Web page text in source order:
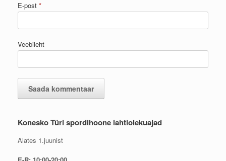
E-post *
Veebileht
Konesko Türi spordihoone lahtiolekuajad
Alates 1.juunist